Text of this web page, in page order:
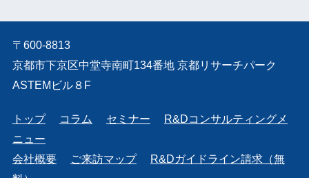
〒600-8813
京都市下京区中堂寺南町134番地 京都リサーチパーク
ASTEMビル８F
トップ コラム セミナー
R&Dコンサルティングメ
ニュー
会社概要
ご来訪マップ
R&Dガイドライン請求（無